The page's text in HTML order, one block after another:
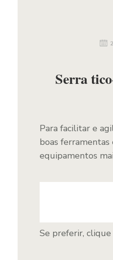
Serra
Para facilitar e
boas
equipamentos
Se preferir, clique